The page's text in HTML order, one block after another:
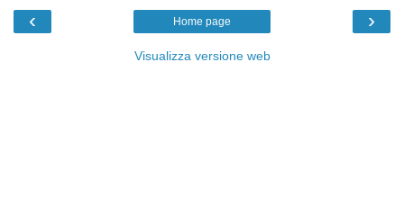
‹ ›
Home page
Visualizza versione web